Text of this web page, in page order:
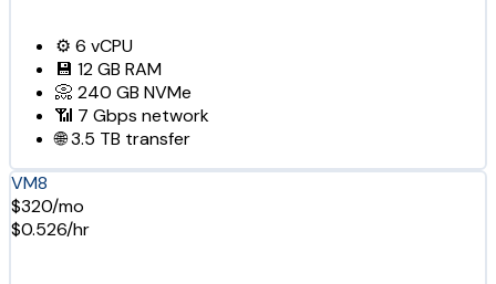
⚙️ 6 vCPU
💾 12 GB RAM
📀 240 GB NVMe
📶 7 Gbps network
🌐3.5 TB transfer
VM8
$320/mo
$0.526/hr